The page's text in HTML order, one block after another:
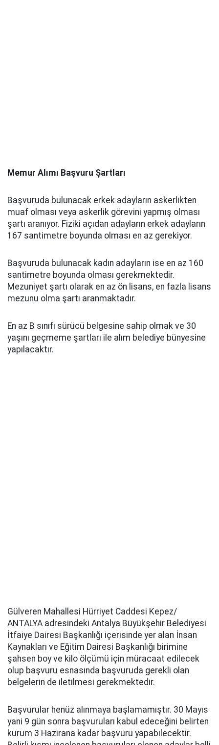
Memur Alımı Başvuru Şartları
Başvuruda bulunacak erkek adayların askerlikten
muaf olması veya askerlik görevini yapmış olması
şartı aranıyor. Fiziki açıdan adayların erkek adayların
167 santimetre boyunda olması en az gerekiyor.
Başvuruda bulunacak kadın adayların ise en az 160
santimetre boyunda olması gerekmektedir.
Mezuniyet şartı olarak en az ön lisans, en fazla lisans
mezunu olma şartı aranmaktadır.
En az B sınıfı sürücü belgesine sahip olmak ve 30
yaşını geçmeme şartları ile alım belediye bünyesine
yapılacaktır.
Gülveren Mahallesi Hürriyet Caddesi Kepez/
ANTALYA adresindeki Antalya Büyükşehir Belediyesi
İtfaiye Dairesi Başkanlığı içerisinde yer alan İnsan
Kaynakları ve Eğitim Dairesi Başkanlığı birimine
şahsen boy ve kilo ölçümü için müracaat edilecek
olup başvuru esnasında başvuruda gerekli olan
belgelerin de iletilmesi gerekmektedir.
Başvurular henüz alınmaya başlamamıştır. 30 Mayıs
yani 9 gün sonra başvuruları kabul edeceğini belirten
kurum 3 Hazirana kadar başvuru yapabilecektir.